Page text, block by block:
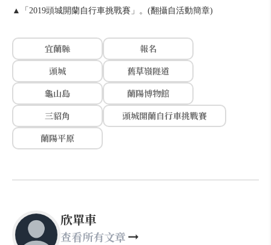
▲「2019頭城開蘭自行車挑戰賽」。(翻攝自活動簡章)
宜蘭縣
報名
頭城
舊草嶺隧道
龜山島
蘭陽博物館
三貂角
頭城開蘭自行車挑戰賽
蘭陽平原
欣單車
查看所有文章